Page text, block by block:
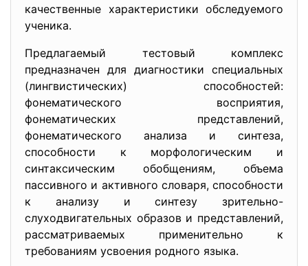
качественные характеристики обследуемого
ученика.
Предлагаемый тестовый комплекс
предназначен для диагностики специальных
(лингвистических) способностей:
фонематического восприятия,
фонематических представлений,
фонематического анализа и синтеза,
способности к морфологическим и
синтаксическим обобщениям, объема
пассивного и активного словаря, способности
к анализу и синтезу зрительно-
слуходвигательных образов и представлений,
рассматриваемых применительно к
требованиям усвоения родного языка.